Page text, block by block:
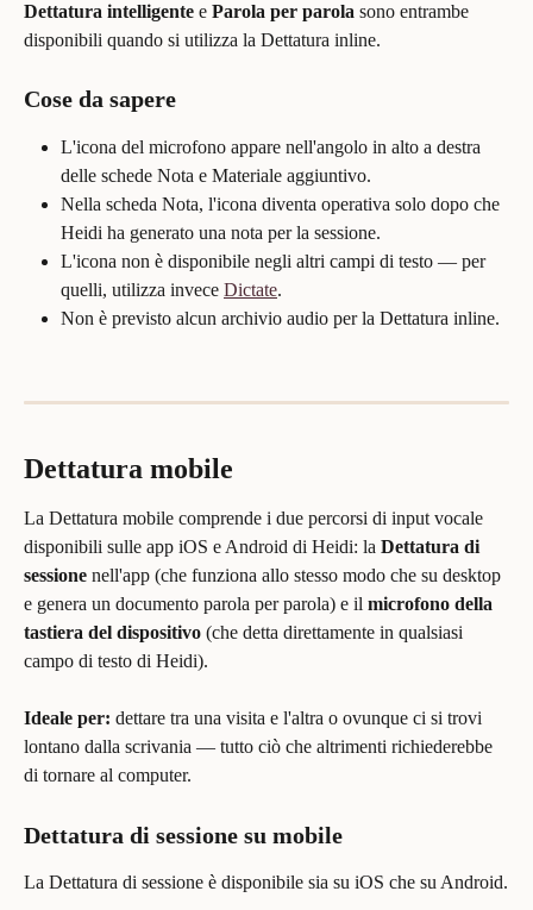
Dettatura intelligente e Parola per parola sono entrambe
disponibili quando si utilizza la Dettatura inline.
Cose da sapere
L'icona del microfono appare nell'angolo in alto a destra
delle schede Nota e Materiale aggiuntivo.
Nella scheda Nota, l'icona diventa operativa solo dopo che
Heidi ha generato una nota per la sessione.
L'icona non è disponibile negli altri campi di testo — per
quelli, utilizza invece Dictate.
Non è previsto alcun archivio audio per la Dettatura inline.
Dettatura mobile
La Dettatura mobile comprende i due percorsi di input vocale
disponibili sulle app iOS e Android di Heidi: la Dettatura di
sessione nell'app (che funziona allo stesso modo che su desktop
e genera un documento parola per parola) e il microfono della
tastiera del dispositivo (che detta direttamente in qualsiasi
campo di testo di Heidi).
Ideale per: dettare tra una visita e l'altra o ovunque ci si trovi
lontano dalla scrivania — tutto ciò che altrimenti richiederebbe
di tornare al computer.
Dettatura di sessione su mobile
La Dettatura di sessione è disponibile sia su iOS che su Android.